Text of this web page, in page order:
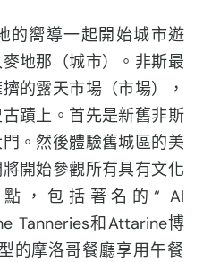
的嚮導一起開始城市遊
地那（城市）。非斯最
的露天市場（市場），
蹟上。 首先是新舊非斯
。 然後體驗舊城區的美
開始參觀所有具有文化
，包括著名的“ Al
Tanneries和Attarine博
的摩洛哥餐廳享用午餐